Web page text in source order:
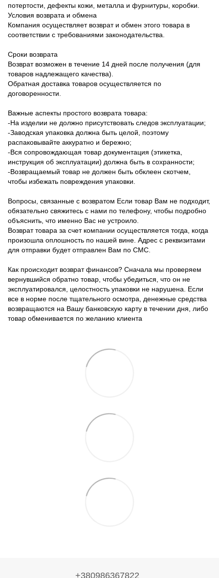
потертости, дефекты кожи, металла и фурнитуры, коробки.
Условия возврата и обмена
Компания осуществляет возврат и обмен этого товара в
соответствии с требованиями законодательства.
Сроки возврата
Возврат возможен в течение 14 дней после получения (для
товаров надлежащего качества).
Обратная доставка товаров осуществляется по
договоренности.
Важные аспекты простого возврата товара:
-На изделии не должно присутствовать следов эксплуатации;
-Заводская упаковка должна быть целой, поэтому
распаковывайте аккуратно и бережно;
-Вся сопровождающая товар документация (этикетка,
инструкция об эксплуатации) должна быть в сохранности;
-Возвращаемый товар не должен быть обклеен скотчем,
чтобы избежать повреждения упаковки.
Вопросы, связанные с возвратом Если товар Вам не подходит,
обязательно свяжитесь с нами по телефону, чтобы подробно
объяснить, что именно Вас не устроило.
Возврат товара за счет компании осуществляется тогда, когда
произошла оплошность по нашей вине. Адрес с реквизитами
для отправки будет отправлен Вам по СМС.
Как происходит возврат финансов? Сначала мы проверяем
вернувшийся обратно товар, чтобы убедиться, что он не
эксплуатировался, целостность упаковки не нарушена. Если
все в норме после тщательного осмотра, денежные средства
возвращаются на Вашу банковскую карту в течении дня, либо
товар обменивается по желанию клиента
+380986367822